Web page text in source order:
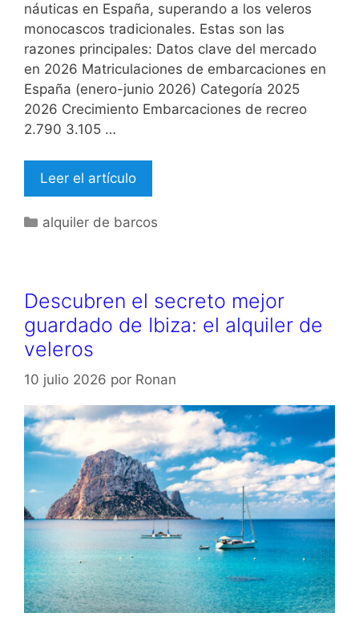
náuticas en España, superando a los veleros
monocascos tradicionales. Estas son las
razones principales: Datos clave del mercado
en 2026 Matriculaciones de embarcaciones en
España (enero-junio 2026) Categoría 2025
2026 Crecimiento Embarcaciones de recreo
2.790 3.105 …
Leer el artículo
Categorías
alquiler de barcos
Descubren el secreto mejor
guardado de Ibiza: el alquiler de
veleros
10 julio 2026 por Ronan